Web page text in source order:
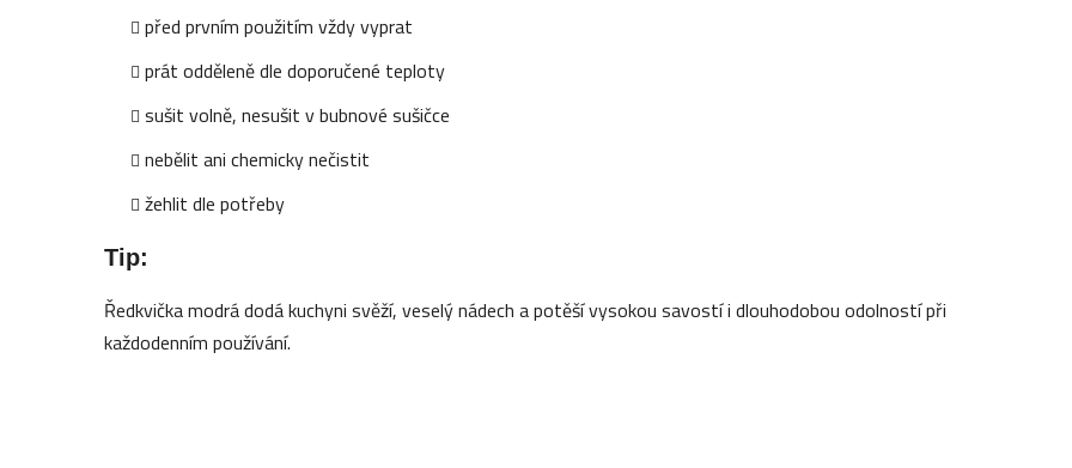
před prvním použitím vždy vyprat
prát odděleně dle doporučené teploty
sušit volně, nesušit v bubnové sušičce
nebělit ani chemicky nečistit
žehlit dle potřeby
Tip:
Ředkvička modrá dodá kuchyni svěží, veselý nádech a potěší vysokou savostí i dlouhodobou odolností při
každodenním používání.